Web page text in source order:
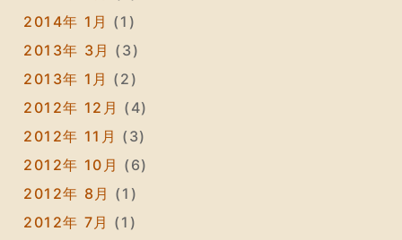
2014年 1月 (1)
2013年 3月 (3)
2013年 1月 (2)
2012年 12月 (4)
2012年 11月 (3)
2012年 10月 (6)
2012年 8月 (1)
2012年 7月 (1)